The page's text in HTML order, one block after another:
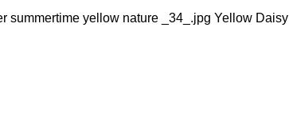
summertime yellow nature _34_.jpg Yellow Daisy